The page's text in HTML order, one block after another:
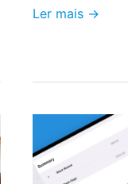
Ler mais →
funcionalidade
de